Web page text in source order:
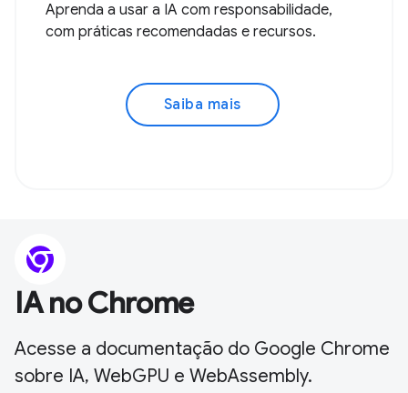
Aprenda a usar a IA com responsabilidade,
com práticas recomendadas e recursos.
Saiba mais
IA no Chrome
Acesse a documentação do Google Chrome
sobre IA, WebGPU e WebAssembly.